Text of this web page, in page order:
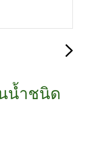
น้ำชนิด